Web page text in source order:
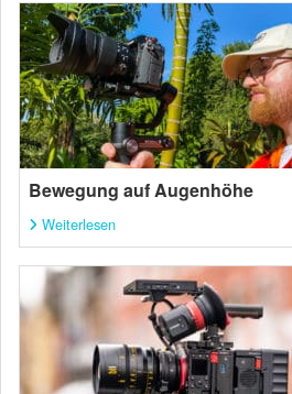
Bewegung auf Augenhöhe
Weiterlesen